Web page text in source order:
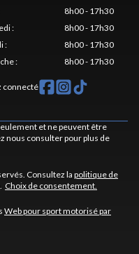
8h00 - 17h30
:
8h00 - 17h30
:
8h00 - 17h30
: 8h00 - 17h30
connecté
et ne peuvent être
nous consulter pour plus de
Consultez la politique de
. Choix de consentement.
Web pour sport motorisé par